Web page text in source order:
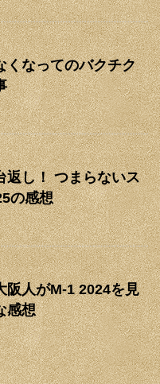
くなってのバクチク
返し！ つまらないス
の感想
阪人がM-1 2024を見
感想